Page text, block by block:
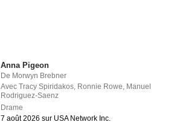
Anna Pigeon
De Morwyn Brebner
AvecTracy Spiridakos, Ronnie Rowe, Manuel
Rodriguez-Saenz
Drame
7 août 2026 sur USA Network Inc.